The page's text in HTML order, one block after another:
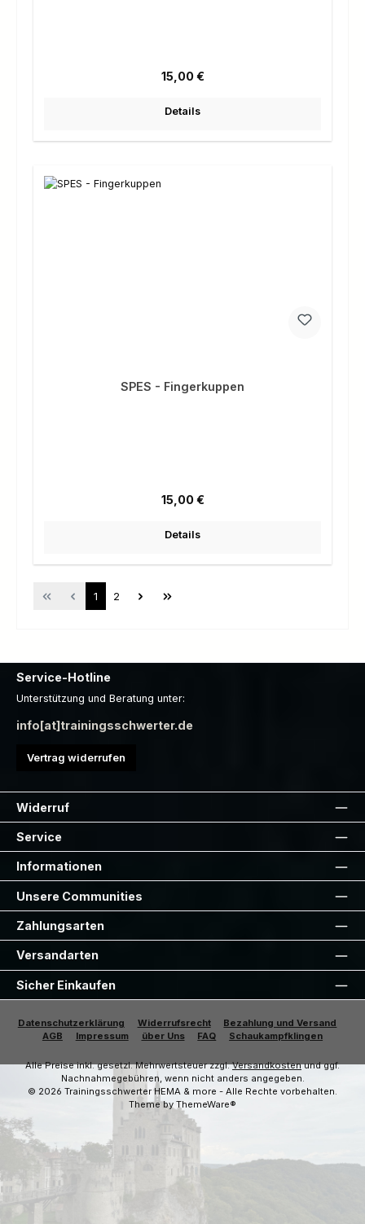
Regulärer Preis:
15,00 €
Details
SPES - Fingerkuppen
Regulärer Preis:
15,00 €
Details
Seite
1 Seite
2
Service-Hotline
Unterstützung und Beratung unter:
info[at]trainingsschwerter.de
Vertrag widerrufen
Widerruf
Service
Informationen
Unsere Communities
Zahlungsarten
Versandarten
Sicher Einkaufen
Datenschutzerklärung Widerrufsrecht
Bezahlung und Versand
AGB
Impressum über Uns FAQ Schaukampfklingen
Alle Preise inkl. gesetzl. Mehrwertsteuer zzgl.Versandkostenund ggf.
Nachnahmegebühren, wenn nicht anders angegeben.
© 2026 Trainingsschwerter HEMA & more - Alle Rechte vorbehalten.
Theme by ThemeWare®